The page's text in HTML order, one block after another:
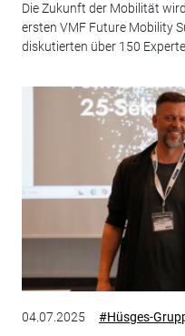
Die Zukunft der Mobilität
ersten VMF Future Mobility
diskutierten über 150
04.07.2025 #Hüsges-